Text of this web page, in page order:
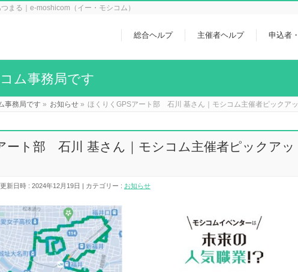
まる｜e-moshicom（イー・モシコム）
総合ヘルプ 主催者ヘルプ 申込者
ム事務局です
事務局です » お知らせ » ほくりくGPSアート部 石川 基さん｜モシコム主催者ピックア
ート部 石川 基さん｜モシコム主催者ピックアッ
新日時 : 2024年12月19日 カテゴリー : お知らせ